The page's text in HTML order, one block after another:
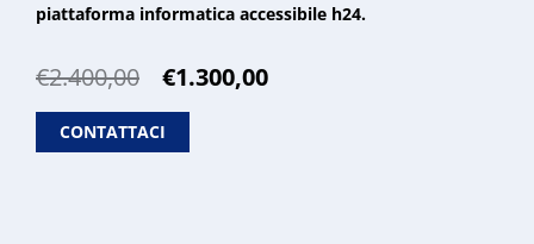
piattaforma informatica accessibile h24.
€2.400,00
Il
originale
era:
€1.300,00Il
CONTATTACI